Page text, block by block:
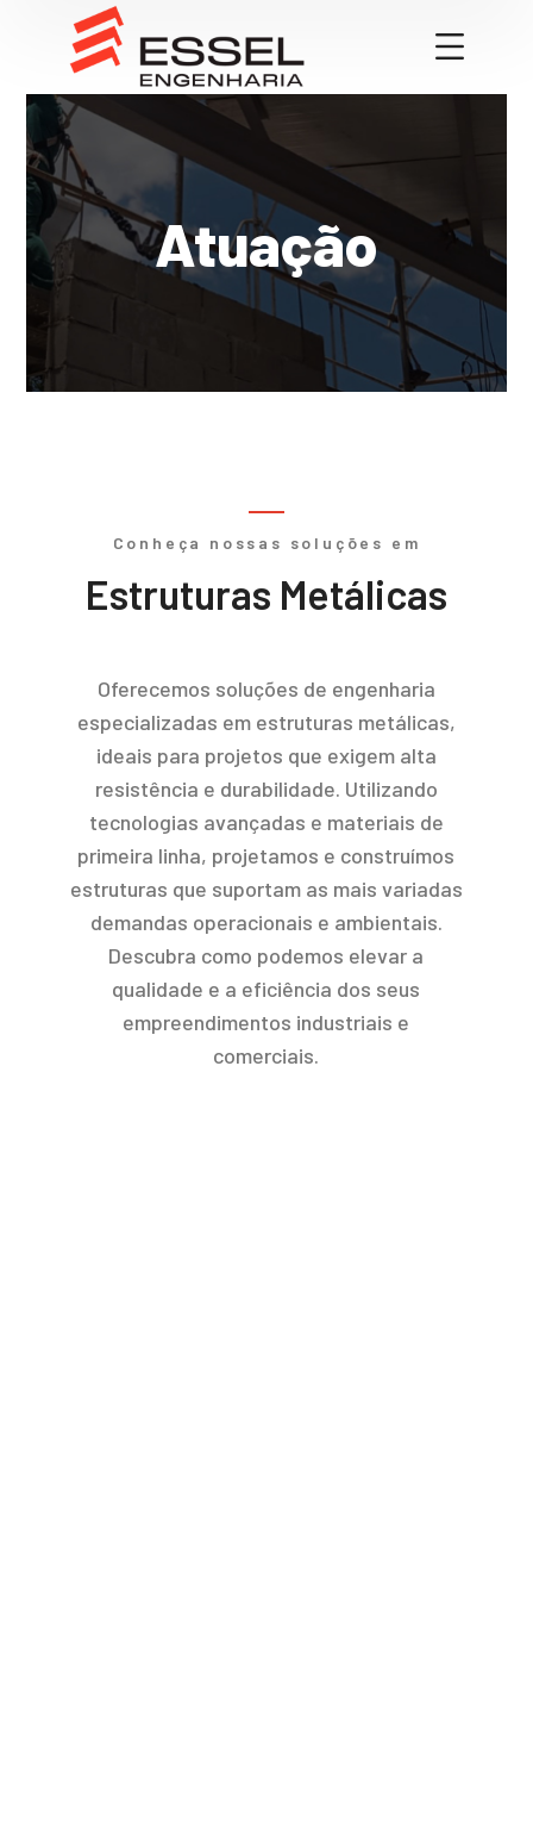
Atuação
Conheça nossas soluções em
Estruturas Metálicas
Oferecemos soluções de engenharia
especializadas em estruturas metálicas,
ideais para projetos que exigem alta
resistência e durabilidade. Utilizando
tecnologias avançadas e materiais de
primeira linha, projetamos e construímos
estruturas que suportam as mais variadas
demandas operacionais e ambientais.
Descubra como podemos elevar a
qualidade e a eficiência dos seus
empreendimentos industriais e
comerciais.